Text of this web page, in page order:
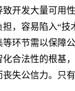
开发大量可用
，容易陷入“
环节需以保障
合法性的根基
失公信力。只